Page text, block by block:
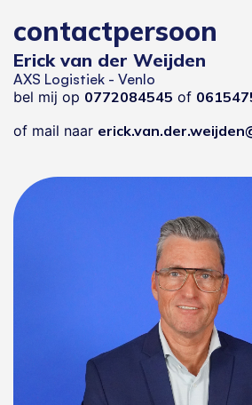
contactpersoon
Erick van der Weijden
AXS Logistiek - Venlo
bel mij op 0772084545 of
of mail naar